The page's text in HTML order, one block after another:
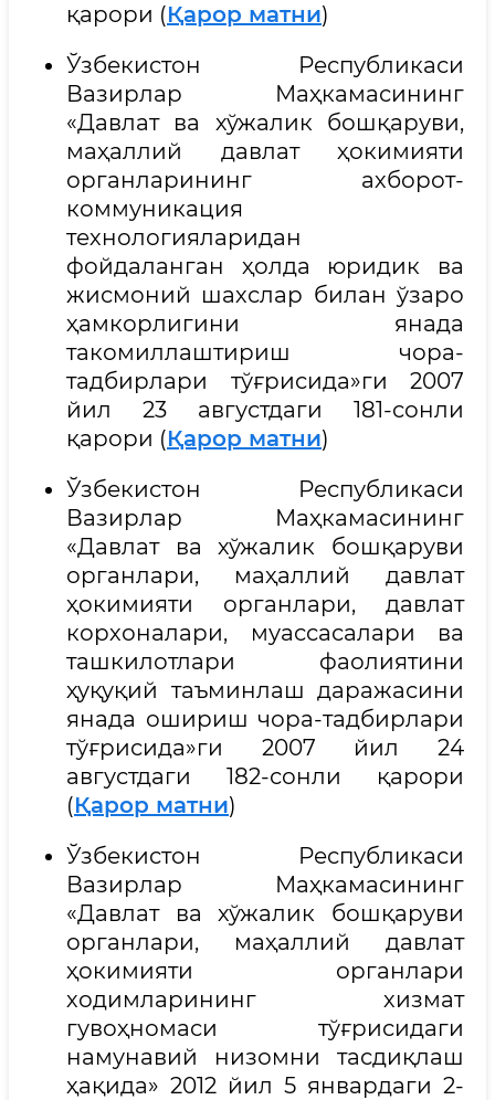
қарори (Қарор матни)
Ўзбекистон Республикаси
Вазирлар Маҳкамасининг
«Давлат ва хўжалик бошқаруви,
маҳаллий давлат ҳокимияти
органларининг ахборот-
коммуникация
технологияларидан
фойдаланган ҳолда юридик ва
жисмоний шахслар билан ўзаро
ҳамкорлигини янада
такомиллаштириш чора-
тадбирлари тўғрисида»ги 2007
йил 23 августдаги 181-сонли
қарори (Қарор матни)
Ўзбекистон Республикаси
Вазирлар Маҳкамасининг
«Давлат ва хўжалик бошқаруви
органлари, маҳаллий давлат
ҳокимияти органлари, давлат
корхоналари, муассасалари ва
ташкилотлари фаолиятини
ҳуқуқий таъминлаш даражасини
янада ошириш чора-тадбирлари
тўғрисида»ги 2007 йил 24
августдаги 182-сонли қарори
(Қарор матни)
Ўзбекистон Республикаси
Вазирлар Маҳкамасининг
«Давлат ва хўжалик бошқаруви
органлари, маҳаллий давлат
ҳокимияти органлари
ходимларининг хизмат
гувоҳномаси тўғрисидаги
намунавий низомни тасдиқлаш
ҳақида» 2012 йил 5 январдаги 2-